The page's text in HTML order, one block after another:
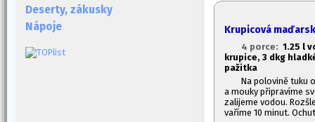
Deserty, zákusky
Nápoje
Krupicová
4 porce: 1.25 l
krupice, 3 dkg
pažitka
Na polovině tuku
a mouky připravíme
zalijeme vodou.
vaříme 10 minut.